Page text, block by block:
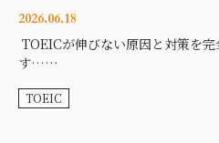
2026.06.18
TOEICが伸びない原因と対策を
す……
TOEIC